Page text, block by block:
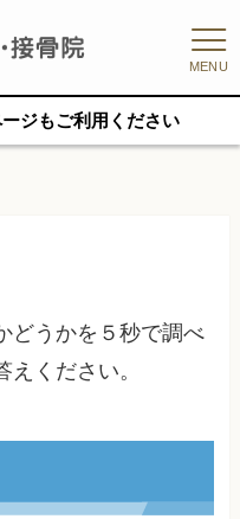
MENU
ジもご利用ください
どうかを５秒で調べ
ください。